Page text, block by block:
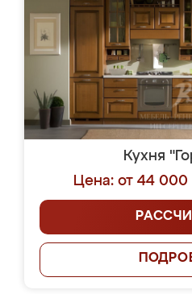
Кухня
Цена: от 44 000